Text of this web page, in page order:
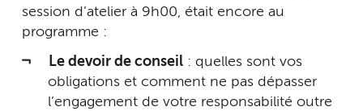
session d’atelier à 9h00, était encore au
programme :
Le devoir de conseil: quelles sont vos
obligations et comment ne pas dépasser
l’engagement de votre responsabilité outre